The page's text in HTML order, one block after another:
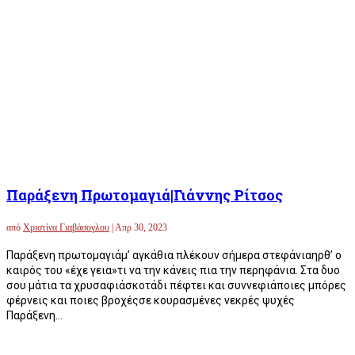
Παράξενη Πρωτομαγιά|Γιάννης Ρίτσος
από Χριστίνα Γιαβάσογλου | Απρ 30, 2023
Παράξενη πρωτομαγιάμ’ αγκάθια πλέκουν σήμερα στεφάνιαηρθ’ ο
καιρός του «έχε γεια»τι να την κάνεις πια την περηφάνια. Στα δυο
σου μάτια τα χρυσαφιάσκοτάδι πέφτει και συννεφιάποιες μπόρες
φέρνεις και ποιες βροχέςσε κουρασμένες νεκρές ψυχές
Παράξενη...